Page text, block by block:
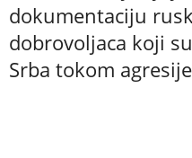
dokumentaciju
dobrovoljaca koji
Srba tokom